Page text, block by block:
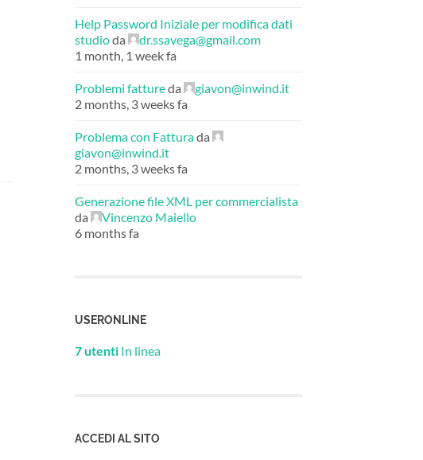
Help Password Iniziale per modifica dati
studioda
dr.ssavega@gmail.com
1 month, 1 week fa
Problemi fattureda
giavon@inwind.it
2 months, 3 weeks fa
Problema con Fatturada
giavon@inwind.it
2 months, 3 weeks fa
Generazione file XML per commercialista
da
Vincenzo Maiello
6 months fa
USERONLINE
7 utenti In linea
ACCEDI AL SITO